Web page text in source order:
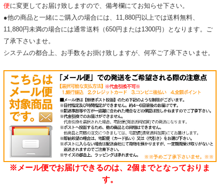
便に変更してお届け致しますので、備考欄にてお知らせ下さい。
●他の商品と一緒にご購入の場合には、11,880円以上では送料無料、
11,880円未満の場合には通常送料（650円または1300円）となります。ご
了承下さいませ。
システムの都合上、お手数をお掛け致しますが、何卒ご了承下さいませ。
※メール便でお届けできるのは、2個までとなっておりま
す。